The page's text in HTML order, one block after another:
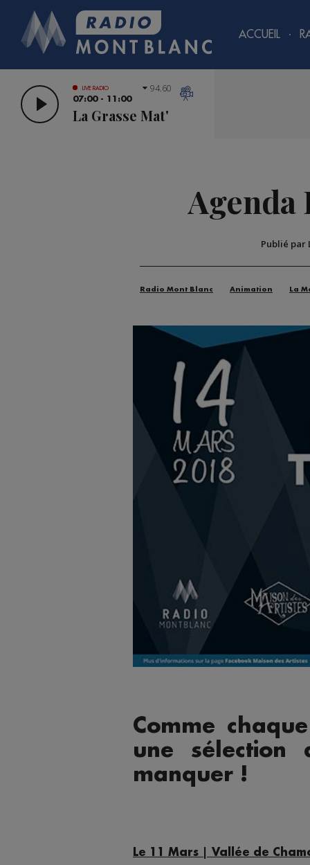
ACCUEIL
LIVE RADIO
07:00 - 11:00
La Grasse Mat'
94.60
Agenda
Publié par
Radio Mont Blanc Animation La
Comme
une
manquer !
Le 11 Mars | Vallée de